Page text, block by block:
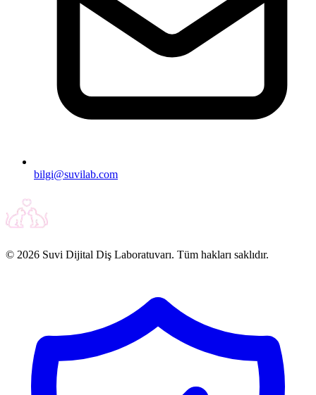
bilgi@suvilab.com
© 2026 Suvi Dijital Diş Laboratuvarı. Tüm hakları saklıdır.